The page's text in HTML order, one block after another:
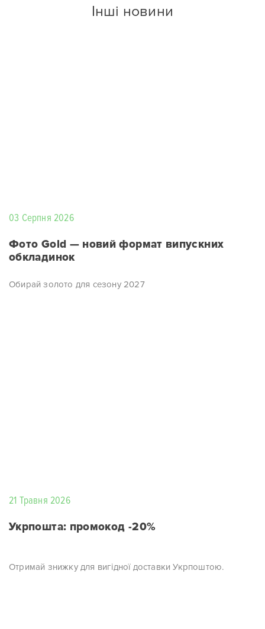
Інші новини
03 Серпня 2026
Фото Gold — новий формат випускних
обкладинок
Обирай золото для сезону 2027
21 Травня 2026
Укрпошта: промокод -20%
Отримай знижку для вигідної доставки Укрпоштою.